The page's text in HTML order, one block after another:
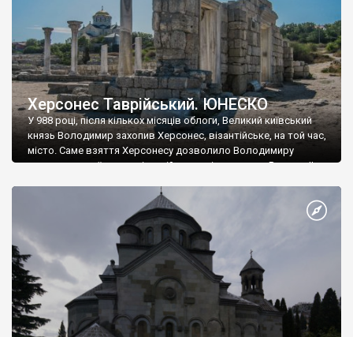
Херсонес Таврійський. ЮНЕСКО
У 988 році, після кількох місяців облоги, Великий київський
князь Володимир захопив Херсонес, візантійське, на той час,
місто. Саме взяття Херсонесу дозволило Володимиру
диктувати свої умови візантійському імператору Василю ІІ, та
Херсонесі Володимир-язичник, став Василем-християнином.
А потім було Хрещення Русі. На честь Херсонесу Таврійського